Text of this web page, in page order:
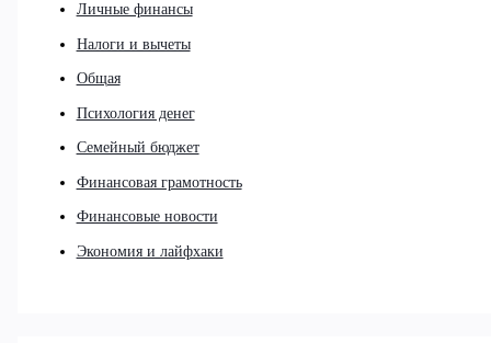
Личные финансы
Налоги и вычеты
Общая
Психология денег
Семейный бюджет
Финансовая грамотность
Финансовые новости
Экономия и лайфхаки